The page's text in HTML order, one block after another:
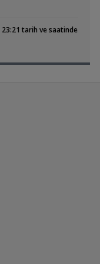
Walstad
tarih ve saatinde